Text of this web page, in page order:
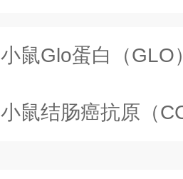
小鼠Glo蛋白（GLO）
小鼠结肠癌抗原（CCA